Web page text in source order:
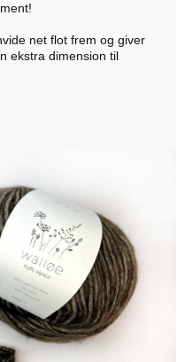
net flot frem og giver
ekstra dimension til